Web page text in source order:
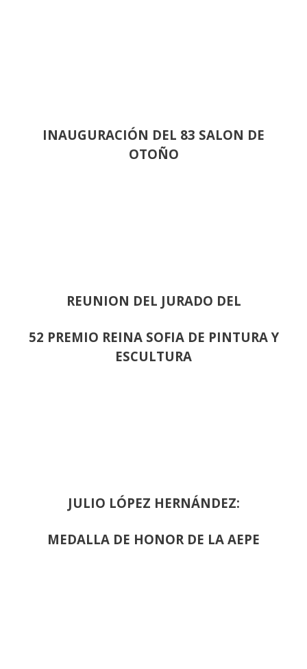
INAUGURACIÓN DEL 83 SALON DE
OTOÑO
REUNION DEL JURADO DEL
52 PREMIO REINA SOFIA DE PINTURA Y
ESCULTURA
JULIO LÓPEZ HERNÁNDEZ:
MEDALLA DE HONOR DE LA AEPE